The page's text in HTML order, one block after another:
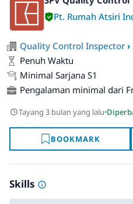
Pt. Rumah Atsiri
Quality Control Inspector ›
Penuh Waktu
Minimal Sarjana S1
Pengalaman minimal dari
Tayang 3 bulan yang lalu·
BOOKMARK
Skills